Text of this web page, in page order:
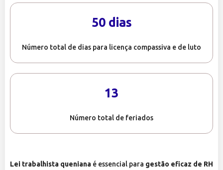
50 dias
Número total de dias para licença compassiva e de luto
13
Número total de feriados
Lei trabalhista queniana é essencial para gestão eficaz de RH